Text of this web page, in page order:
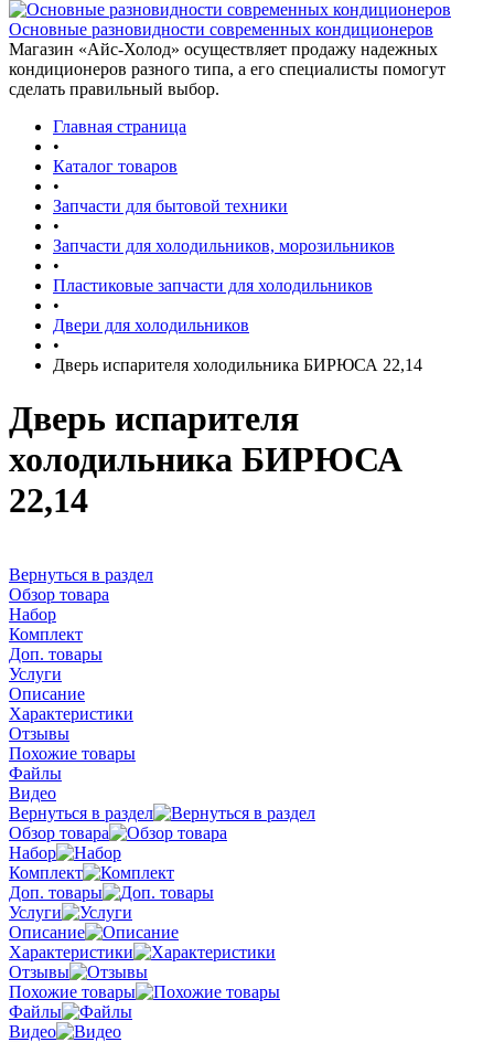
Основные разновидности современных кондиционеров
Магазин «Айс-Холод» осуществляет продажу надежных
кондиционеров разного типа, а его специалисты помогут
сделать правильный выбор.
Главная страница
•
Каталог товаров
•
Запчасти для бытовой техники
•
Запчасти для холодильников, морозильников
•
Пластиковые запчасти для холодильников
•
Двери для холодильников
•
Дверь испарителя холодильника БИРЮСА 22,14
Дверь испарителя
холодильника БИРЮСА
22,14
Вернуться в раздел
Обзор товара
Набор
Комплект
Доп. товары
Услуги
Описание
Характеристики
Отзывы
Похожие товары
Файлы
Видео
Вернуться в раздел
Обзор товара
Набор
Комплект
Доп. товары
Услуги
Описание
Характеристики
Отзывы
Похожие товары
Файлы
Видео